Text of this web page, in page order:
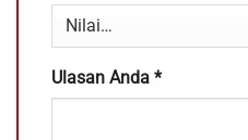
Ulasan Anda *